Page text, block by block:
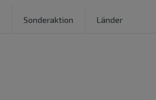
Sonderaktion Länder